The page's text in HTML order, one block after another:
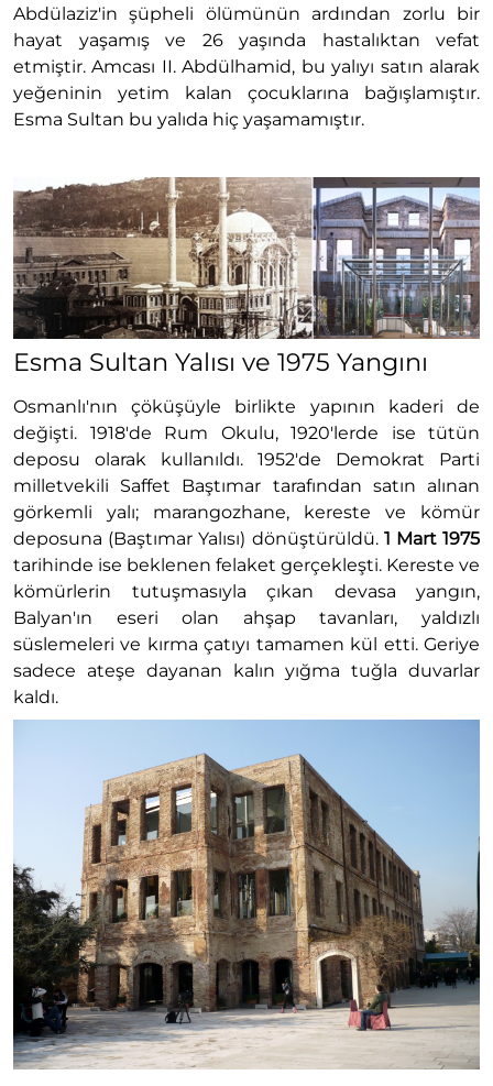
Abdülaziz'in şüpheli ölümünün ardından zorlu bir
hayat yaşamış ve 26 yaşında hastalıktan vefat
etmiştir. Amcası II. Abdülhamid, bu yalıyı satın alarak
yeğeninin yetim kalan çocuklarına bağışlamıştır.
Esma Sultan bu yalıda hiç yaşamamıştır.
Esma Sultan Yalısı ve 1975 Yangını
Osmanlı'nın çöküşüyle birlikte yapının kaderi de
değişti. 1918'de Rum Okulu, 1920'lerde ise tütün
deposu olarak kullanıldı. 1952'de Demokrat Parti
milletvekili Saffet Baştımar tarafından satın alınan
görkemli yalı; marangozhane, kereste ve kömür
deposuna (Baştımar Yalısı) dönüştürüldü. 1 Mart 1975
tarihinde ise beklenen felaket gerçekleşti. Kereste ve
kömürlerin tutuşmasıyla çıkan devasa yangın,
Balyan'ın eseri olan ahşap tavanları, yaldızlı
süslemeleri ve kırma çatıyı tamamen kül etti. Geriye
sadece ateşe dayanan kalın yığma tuğla duvarlar
kaldı.